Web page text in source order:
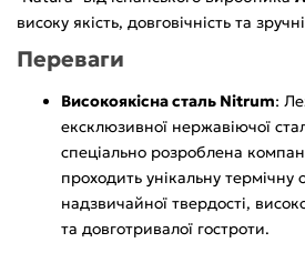
високу якість, довговічність та
Переваги
Високоякісна сталь Nitrum:
ексклюзивної нержавіючої
спеціально розроблена
проходить унікальну
надзвичайної твердості,
та довготривалої гостроти.